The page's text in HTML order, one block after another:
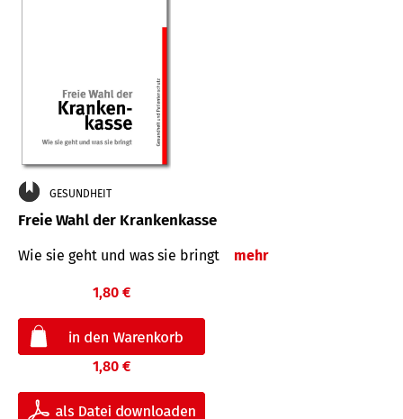
GESUNDHEIT
Freie Wahl der Krankenkasse
Wie sie geht und was sie bringt mehr
1,80 €
1,80 €